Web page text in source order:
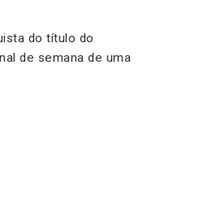
do título do
de semana de uma